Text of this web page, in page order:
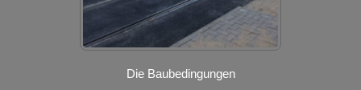
Die Baubedingungen